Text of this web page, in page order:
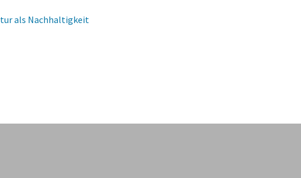
als Nachhaltigkeit